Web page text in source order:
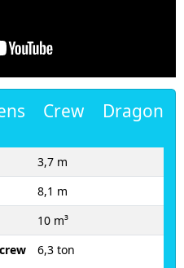
Crew Dragon
3,7 m
8,1 m
10 m³
6,3 ton